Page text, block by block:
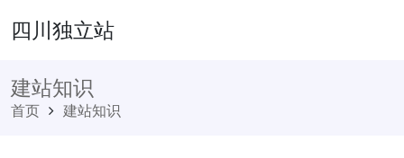
四川独立站
建站知识
首页 建站知识